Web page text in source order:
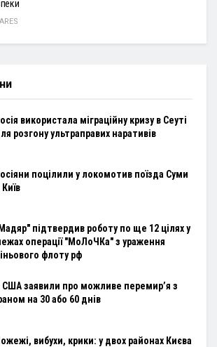
використала міграційну кризу в Сеуті
розгону ультраправих наративів
поцілили у локомотив поїзда Суми
Київ
підтвердив роботу по ще 12 цілях у
операції "МоЛоЧКа" з ураження
флоту рф
США заявили про можливе перемир’я з
на 30 або 60 днів
вибухи, крики: у двох районах Києва